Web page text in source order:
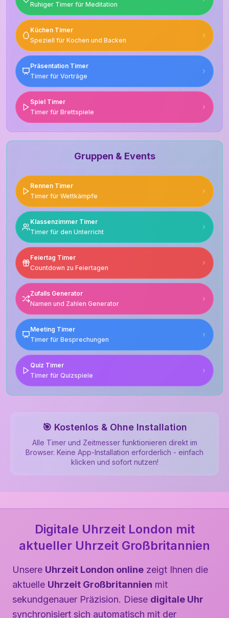
Ruhiger Timer für Meditation
Küchen Timer
Speziell für Kochen und Backen
Präsentation Timer
Timer für Vorträge
Spiel Timer
Timer für Brettspiele
Gruppen & Events
Rennen Timer
Timer für Wettkämpfe
Klassenzimmer Timer
Timer für den Unterricht
Feiertag Timer
Countdown zu Feiertagen
Zufalls Generator
Namen und Zahlen Generator
Meeting Timer
Timer für Besprechungen
Quiz Timer
Timer für Quizspiele
🎯 Kostenlos & Ohne Installation
Alle Timer und Zeitmesser funktionieren direkt im
Browser. Keine App-Installation erforderlich - einfach
klicken und sofort nutzen!
Digitale Uhrzeit London mit
aktueller Uhrzeit Großbritannien
Unsere Uhrzeit London online zeigt Ihnen die
aktuelle Uhrzeit Großbritannien mit
sekundgenauer Präzision. Diese digitale Uhr
synchronisiert sich automatisch mit der